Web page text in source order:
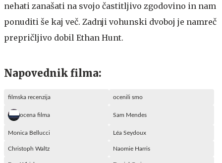
nehati zanašati na svojo častitljivo zgodovino in nam
ponuditi še kaj več. Zadnji vohunski dvoboj je namreč
prepričljivo dobil Ethan Hunt.
Napovednik filma:
filmska recenzija ocenili smo
ocena filma Sam Mendes
Monica Bellucci Léa Seydoux
Christoph Waltz Naomie Harris